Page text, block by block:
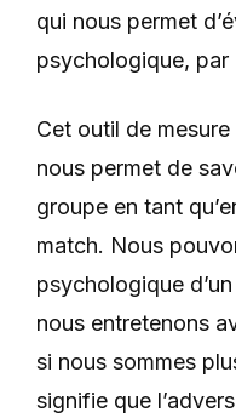
qui nous permet
psychologique, par
Cet outil de
nous permet de
groupe en tant
match. Nous
psychologique
nous entretenons
si nous sommes
signifie que